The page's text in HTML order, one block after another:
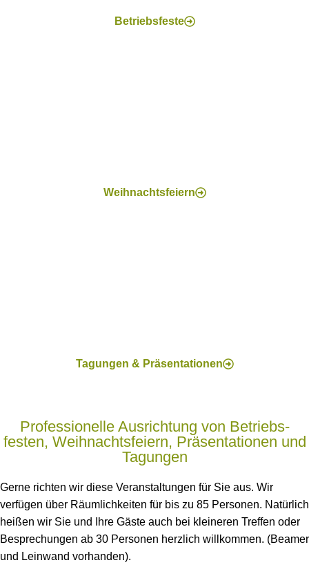
Betriebsfeste
Weihnachtsfeiern
Tagungen & Präsentationen
Professionelle Aus­richtung von Betriebs­
festen, Weih­nachts­feiern, Präsen­tationen und
Tagungen
Gerne richten wir diese Veranstaltungen für Sie aus. Wir
verfügen über Räumlichkeiten für bis zu 85 Personen. Natürlich
heißen wir Sie und Ihre Gäste auch bei kleineren Treffen oder
Besprechungen ab 30 Personen herzlich willkommen. (Beamer
und Leinwand vorhanden).